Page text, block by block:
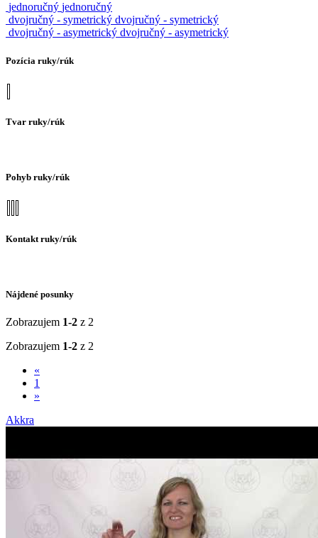
jednoručný jednoručný
dvojručný - symetrický dvojručný - symetrický
dvojručný - asymetrický dvojručný - asymetrický
Pozícia ruky/rúk
Tvar ruky/rúk
Pohyb ruky/rúk
Kontakt ruky/rúk
Nájdené posunky
Zobrazujem 1-2 z 2
Zobrazujem 1-2 z 2
«
1
»
Akkra